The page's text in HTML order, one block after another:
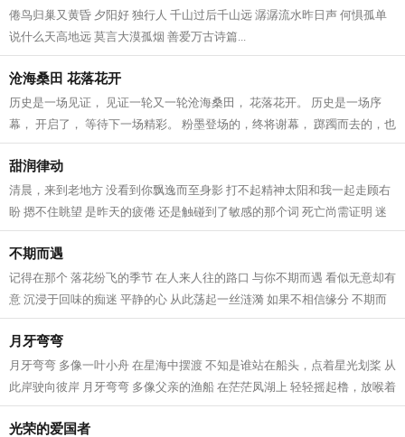
倦鸟归巢又黄昏 夕阳好 独行人 千山过后千山远 潺潺流水昨日声 何惧孤单
说什么天高地远 莫言大漠孤烟 善爱万古诗篇...
沧海桑田 花落花开
历史是一场见证， 见证一轮又一轮沧海桑田， 花落花开。 历史是一场序
幕， 开启了， 等待下一场精彩。 粉墨登场的，终将谢幕， 踯躅而去的，也
成回忆。 青山遮不住，毕竟东流去...
甜润律动
清晨，来到老地方 没看到你飘逸而至身影 打不起精神太阳和我一起走顾右
盼 摁不住眺望 是昨天的疲倦 还是触碰到了敏感的那个词 死亡尚需证明 迷
惑荒唐 离去的那人 卸去了一身的疲...
不期而遇
记得在那个 落花纷飞的季节 在人来人往的路口 与你不期而遇 看似无意却有
意 沉浸于回味的痴迷 平静的心 从此荡起一丝涟漪 如果不相信缘分 不期而
遇又算作什么 邂逅在相同的路上...
月牙弯弯
月牙弯弯 多像一叶小舟 在星海中摆渡 不知是谁站在船头，点着星光划桨 从
此岸驶向彼岸 月牙弯弯 多像父亲的渔船 在茫茫凤湖上 轻轻摇起橹，放喉着
渔歌 摇落了满天星辰 月牙弯弯...
光荣的爱国者